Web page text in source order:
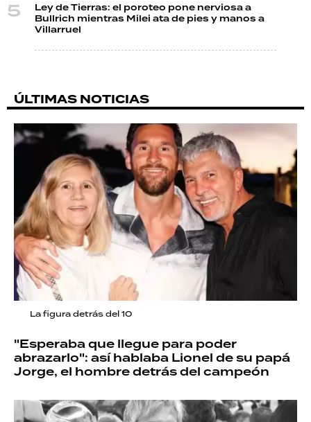
Ley de Tierras: el poroteo pone nerviosa a
Bullrich mientras Milei ata de pies y manos a
Villarruel
ÚLTIMAS NOTICIAS
La figura detrás del 10
"Esperaba que llegue para poder
abrazarlo": así hablaba Lionel de su papá
Jorge, el hombre detrás del campeón